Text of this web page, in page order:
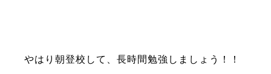
やはり朝登校して、長時間勉強しましょう！！